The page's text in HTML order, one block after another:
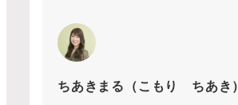
ちあきまる（こもり ちあき）